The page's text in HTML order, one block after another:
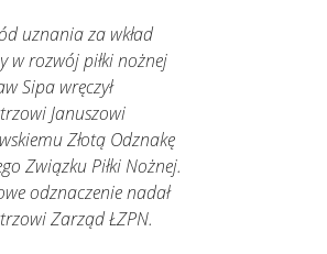
uznania za wkład
w rozwój piłki nożnej
Sipa wręczył
Januszowi
Złotą Odznakę
Związku Piłki Nożnej.
odznaczenie nadał
Zarząd ŁZPN.